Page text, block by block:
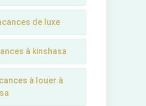
de luxe
à kinshasa
à louer à